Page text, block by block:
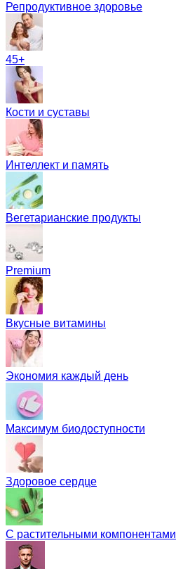
Репродуктивное здоровье
45+
Кости и суставы
Интеллект и память
Вегетарианские продукты
Premium
Вкусные витамины
Экономия каждый день
Максимум биодоступности
Здоровое сердце
С растительными компонентами